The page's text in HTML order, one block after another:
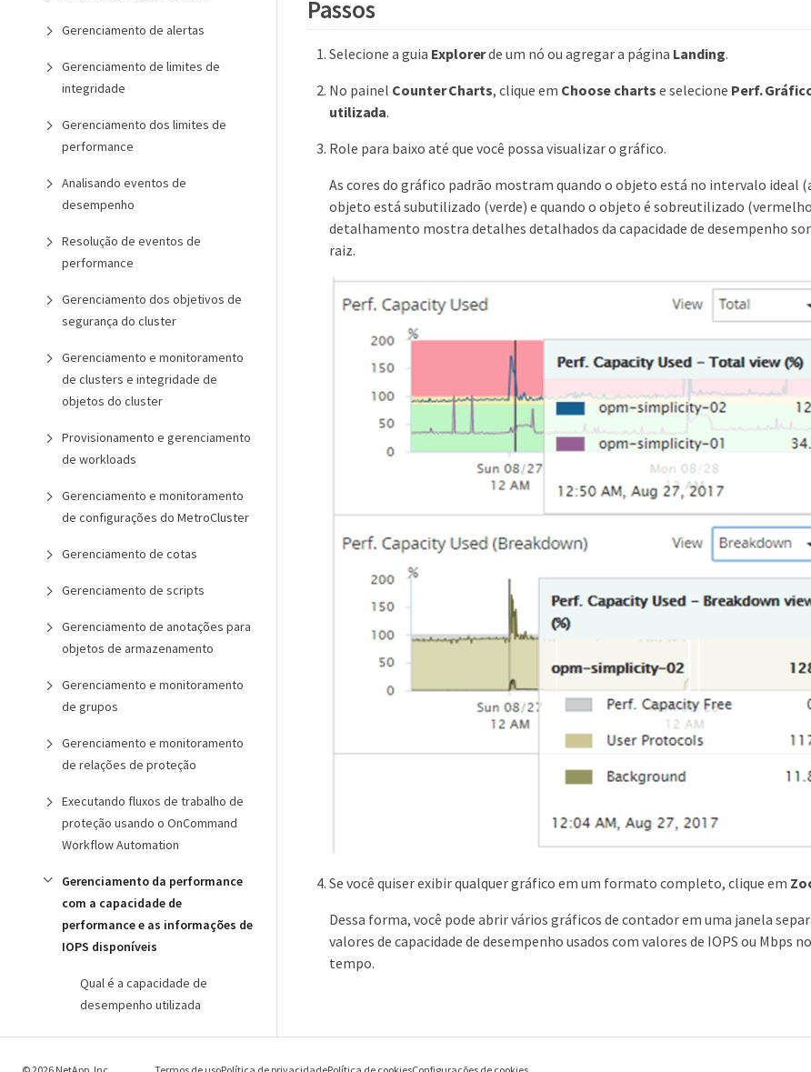
Gerenciamento de alertas
Gerenciamento de limites de
integridade
Gerenciamento dos limites de
performance
Analisando eventos de
desempenho
Resolução de eventos de
performance
Gerenciamento dos objetivos de
segurança do cluster
Gerenciamento e monitoramento
de clusters e integridade de
objetos do cluster
Provisionamento e gerenciamento
de workloads
Gerenciamento e monitoramento
de configurações do MetroCluster
Gerenciamento de cotas
Gerenciamento de scripts
Gerenciamento de anotações para
objetos de armazenamento
Gerenciamento e monitoramento
de grupos
Gerenciamento e monitoramento
de relações de proteção
Executando fluxos de trabalho de
proteção usando o OnCommand
Workflow Automation
Gerenciamento da performance
com a capacidade de
performance e as informações de
IOPS disponíveis
Qual é a capacidade de
desempenho utilizada
O que significa o valor da
capacidade de desempenho
Passos
Selecione a guia Explorerde um nó ou agregar a página Landing.
No painel Counter Charts, clique em Choose charts e selecione Perf.
utilizada.
Role para baixo até que você possa visualizar o gráfico.
As cores do gráfico padrão mostram quando o objeto está no intervalo ideal
objeto está subutilizado (verde) e quando o objeto é sobreutilizado
detalhamento mostra detalhes detalhados da capacidade de desempenho
raiz.
Se você quiser exibir qualquer gráfico em um formato completo, clique em
Dessa forma, você pode abrir vários gráficos de contador em uma janela
valores de capacidade de desempenho usados com valores de IOPS ou Mbps
tempo.